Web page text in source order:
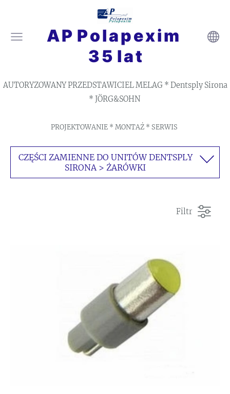
A P P o l a p e x i m
3 5 l a t
AUTORYZOWANY PRZEDSTAWICIEL MELAG * Dentsply Sirona
* JÖRG&SOHN
PROJEKTOWANIE * MONTAŻ * SERWIS
CZĘŚCI ZAMIENNE DO UNITÓW DENTSPLY
SIRONA > ŻARÓWKI
Filtr